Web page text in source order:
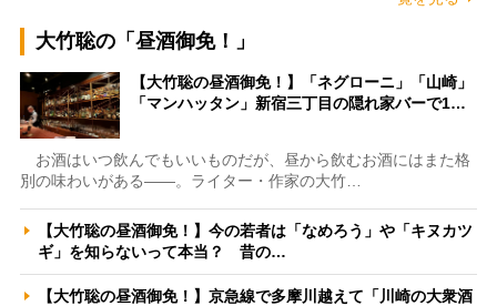
大竹聡の「昼酒御免！」
【大竹聡の昼酒御免！】「ネグローニ」「山崎」
「マンハッタン」新宿三丁目の隠れ家バーで1…
お酒はいつ飲んでもいいものだが、昼から飲むお酒にはまた格
別の味わいがある――。ライター・作家の大竹…
【大竹聡の昼酒御免！】今の若者は「なめろう」や「キヌカツ
ギ」を知らないって本当？ 昔の…
【大竹聡の昼酒御免！】京急線で多摩川越えて「川崎の大衆酒